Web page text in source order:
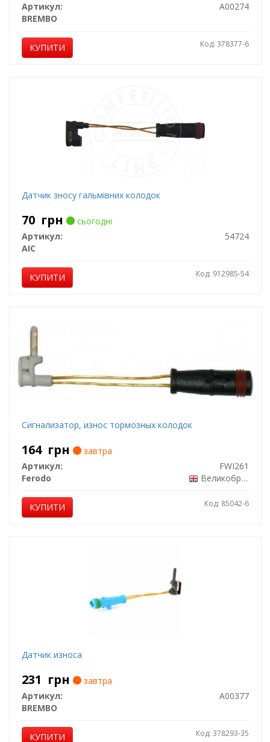
Артикул:
A00274
BREMBO
КУПИТИ Код: 378377-6
Датчик зносу гальмівних колодок
70 грн
сьогодні
Артикул:
54724
AIC
КУПИТИ Код: 912985-54
Сигнализатор, износ тормозных колодок
164 грн
завтра
Артикул:
FWI261
Ferodo
Великобританія
КУПИТИ Код: 85042-6
Датчик износа
231 грн
завтра
Артикул:
A00377
BREMBO
КУПИТИ Код: 378293-35